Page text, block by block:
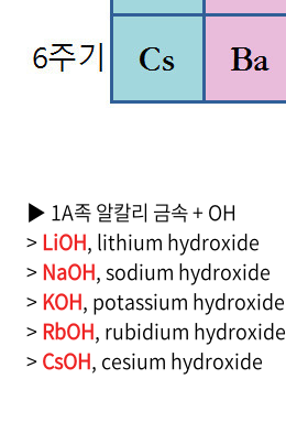
▶ 1A족 알칼리 금속 + OH
>LiOH, lithium hydroxide
>NaOH, sodium hydroxide
>KOH, potassium hydroxide
>RbOH, rubidium hydroxide
>CsOH, cesium hydroxide